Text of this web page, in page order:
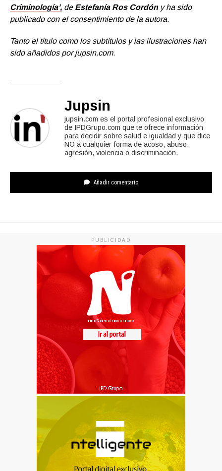
Criminología’, de Estefanía Ros Cordóny ha sido
publicado con el consentimiento de la autora.
Tanto el título como los subtítulos y las ilustraciones han
sido añadidos por jupsin.com.
Jupsin
jupsin.com es el portal profesional exclusivo
de IPDGrupo.com que te ofrece información
para decidir sobre salud e igualdad y que dice
NO a cualquier forma de acoso, abuso,
agresión, violencia o discriminación.
Añadir comentario
PUBLICIDAD